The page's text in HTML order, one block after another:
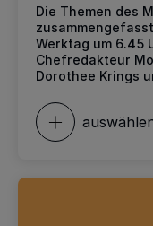
Die Themen des
Werktag um 6.45
Chefredakteur
Dorothee Krings